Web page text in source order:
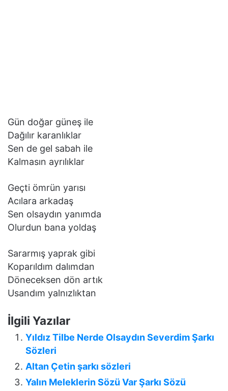
Gün doğar güneş ile
Dağılır karanlıklar
Sen de gel sabah ile
Kalmasın ayrılıklar
Geçti ömrün yarısı
Acılara arkadaş
Sen olsaydın yanımda
Olurdun bana yoldaş
Sararmış yaprak gibi
Koparıldım dalımdan
Döneceksen dön artık
Usandım yalnızlıktan
İlgili Yazılar
Yıldız Tilbe Nerde Olsaydın Severdim Şarkı
Sözleri
Altan Çetin şarkı sözleri
Yalın Meleklerin Sözü Var Şarkı Sözü